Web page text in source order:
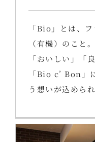
「Bio」とは、
（有機）のこと
「おいしい」「
「Bio c’ Bon」
う想いが込めら